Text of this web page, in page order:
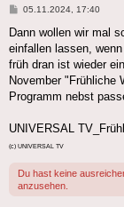
Beitrag
05.11.2024, 17:40
Dann wollen wir mal
einfallen lassen,
früh dran ist wieder
November "Frühliche
Programm nebst
UNIVERSAL
(c) UNIVERSAL TV
Du hast keine
anzusehen.